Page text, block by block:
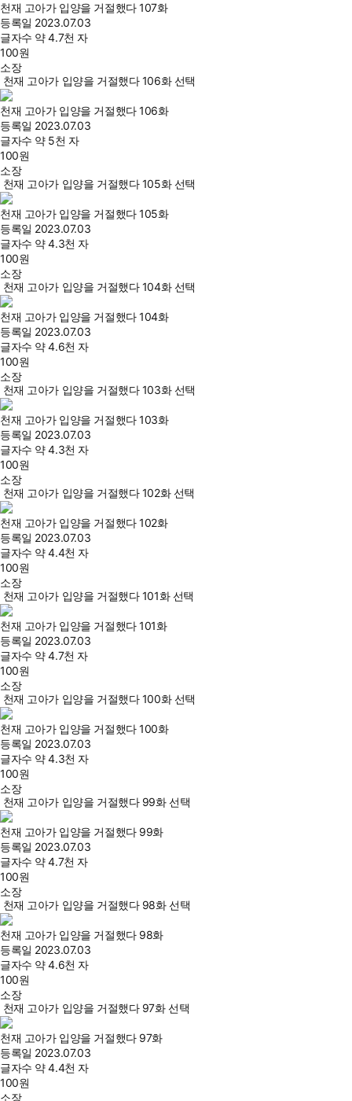
천재 고아가 입양을 거절했다 107화
등록일 2023.07.03
글자수 약 4.7천 자
100원
소장
천재 고아가 입양을 거절했다 106화 선택
천재 고아가 입양을 거절했다 106화
등록일 2023.07.03
글자수 약 5천 자
100원
소장
천재 고아가 입양을 거절했다 105화 선택
천재 고아가 입양을 거절했다 105화
등록일 2023.07.03
글자수 약 4.3천 자
100원
소장
천재 고아가 입양을 거절했다 104화 선택
천재 고아가 입양을 거절했다 104화
등록일 2023.07.03
글자수 약 4.6천 자
100원
소장
천재 고아가 입양을 거절했다 103화 선택
천재 고아가 입양을 거절했다 103화
등록일 2023.07.03
글자수 약 4.3천 자
100원
소장
천재 고아가 입양을 거절했다 102화 선택
천재 고아가 입양을 거절했다 102화
등록일 2023.07.03
글자수 약 4.4천 자
100원
소장
천재 고아가 입양을 거절했다 101화 선택
천재 고아가 입양을 거절했다 101화
등록일 2023.07.03
글자수 약 4.7천 자
100원
소장
천재 고아가 입양을 거절했다 100화 선택
천재 고아가 입양을 거절했다 100화
등록일 2023.07.03
글자수 약 4.3천 자
100원
소장
천재 고아가 입양을 거절했다 99화 선택
천재 고아가 입양을 거절했다 99화
등록일 2023.07.03
글자수 약 4.7천 자
100원
소장
천재 고아가 입양을 거절했다 98화 선택
천재 고아가 입양을 거절했다 98화
등록일 2023.07.03
글자수 약 4.6천 자
100원
소장
천재 고아가 입양을 거절했다 97화 선택
천재 고아가 입양을 거절했다 97화
등록일 2023.07.03
글자수 약 4.4천 자
100원
소장